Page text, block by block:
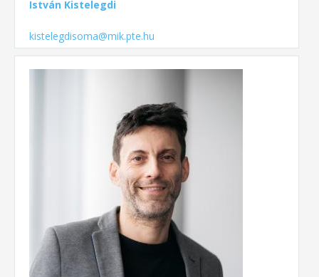
István Kistelegdi
kistelegdisoma@mik.pte.hu